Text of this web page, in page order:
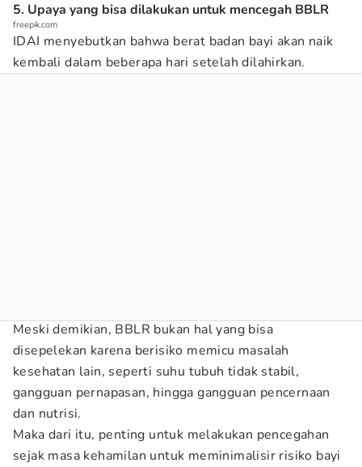
5. Upaya yang bisa dilakukan untuk mencegah BBLR
freepik.com
IDAI menyebutkan bahwa berat badan bayi akan naik
kembali dalam beberapa hari setelah dilahirkan.
Meski demikian, BBLR bukan hal yang bisa
disepelekan karena berisiko memicu masalah
kesehatan lain, seperti suhu tubuh tidak stabil,
gangguan pernapasan, hingga gangguan pencernaan
dan nutrisi.
Maka dari itu, penting untuk melakukan pencegahan
sejak masa kehamilan untuk meminimalisir risiko bayi